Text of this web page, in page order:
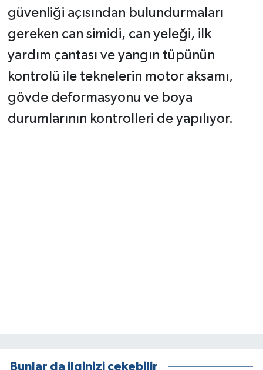
güvenliği açısından bulundurmaları
gereken can simidi, can yeleği, ilk
yardım çantası ve yangın tüpünün
kontrolü ile teknelerin motor aksamı,
gövde deformasyonu ve boya
durumlarının kontrolleri de yapılıyor.
Bunlar da ilginizi çekebilir